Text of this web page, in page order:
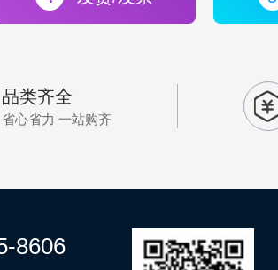
品类齐全
省心省力 一站购齐
8606